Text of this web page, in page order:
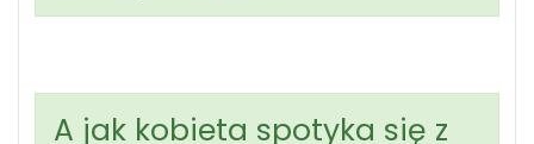
A jak kobieta spotyka się z